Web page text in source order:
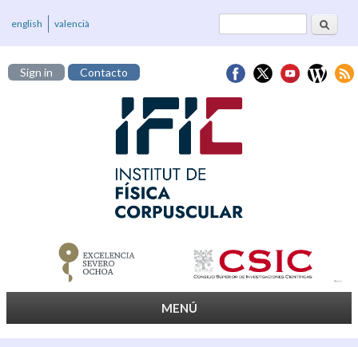
Formulario deBuscar
english valencià
Sign in Contacto
MENÚ